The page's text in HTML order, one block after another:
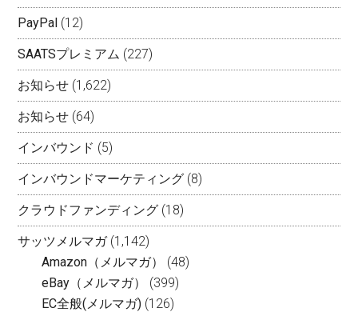
PayPal (12)
SAATSプレミアム (227)
お知らせ (1,622)
お知らせ (64)
インバウンド (5)
インバウンドマーケティング (8)
クラウドファンディング (18)
サッツメルマガ(1,142)
Amazon（メルマガ）
(48)
eBay（メルマガ）
(399)
EC全般(メルマガ) (126)